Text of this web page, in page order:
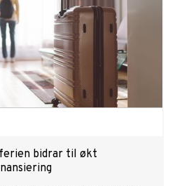
bidrar til økt